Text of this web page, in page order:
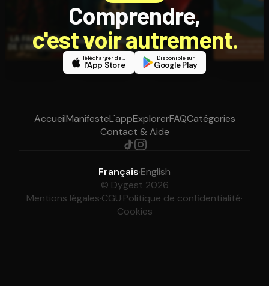
Comprendre,
c'est voir autrement.
Télécharger dans
l'App Store
Disponible sur
Google Play
AccueilManifesteL'appExplorerFAQCatégories
Contact & Aide
Français·English
© Dygest 2026
Mentions légales·CGU·Politique de confidentialité·
Cookies